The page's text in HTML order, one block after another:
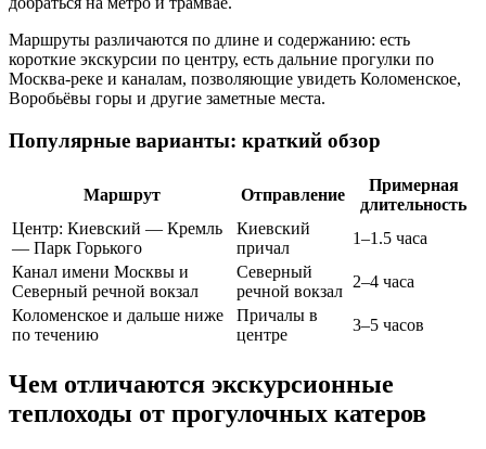
Маршруты различаются по длине и содержанию: есть
короткие экскурсии по центру, есть дальние прогулки по
Москва-реке и каналам, позволяющие увидеть Коломенское,
Воробьёвы горы и другие заметные места.
Популярные варианты: краткий обзор
Маршрут Отправление
Примерная
длительность
Центр: Киевский — Кремль
— Парк Горького
Киевский
причал
1–1.5 часа
Канал имени Москвы и
Северный речной вокзал
Северный
речной вокзал
2–4 часа
Коломенское и дальше ниже
по течению
Причалы в
центре
3–5 часов
Чем отличаются экскурсионные
теплоходы от прогулочных катеров